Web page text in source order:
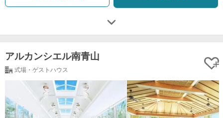
アルカンシエル南青山
式場・ゲストハウス